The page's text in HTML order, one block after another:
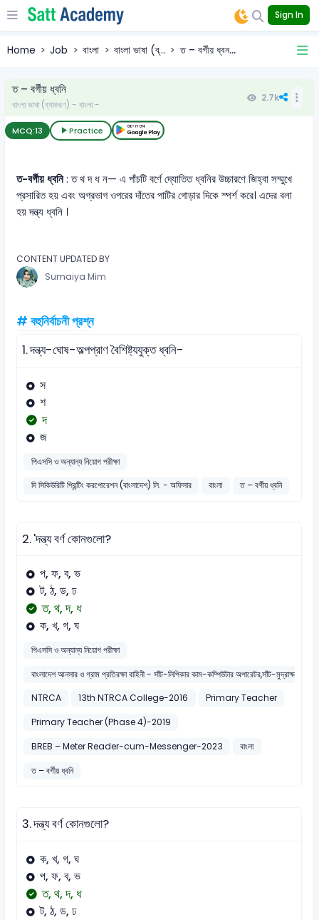
Sign In
Home Job বাংলা বাংলা ভাষা (ব্... ত – বর্গীয় ধ্বন...
ত – বর্গীয় ধ্বনি
বাংলা ভাষা (ব্যাকরণ) - বাংলা -
2.7k
MCQ:13 Practice
ত-বর্গীয় ধ্বনি: ত থ দ ধ ন— এ পাঁচটি বর্ণে দ্যোতিত ধ্বনির উচ্চারণে জিহ্বা সম্মুখে
প্রসারিত হয় এবং অগ্রভাগ ওপরের দাঁতের পাটির গোড়ার দিকে স্পর্শ করে। এদের বলা
হয় দন্ত্য ধ্বনি ।
CONTENT UPDATED BY
Sumaiya Mim
# বহুনির্বাচনী প্রশ্ন
1.দন্ত্য-ঘোষ-অল্পপ্রাণ বৈশিষ্ট্যযুক্ত ধ্বনি-
স
শ
দ
জ
পিএসসি ও অন্যান্য নিয়োগ পরীক্ষা
দি সিকিউরিটি প্রিন্টিং করপোরেশন (বাংলাদেশ) লি. - অফিসার
বাংলা ত – বর্গীয় ধ্বনি
2.'দন্ত্য বর্ণ কোনগুলো?
প, ফ, ব, ভ
ট, ঠ, ড, ঢ
ত, থ, দ, ধ
ক, খ, গ, ঘ
পিএসসি ও অন্যান্য নিয়োগ পরীক্ষা
বাংলাদেশ আনসার ও গ্রাম প্রতিরক্ষা বাহিনী - সাঁট-লিপিকার কাম-কম্পিউটার অপারেটর,সাঁট-মুদ্রাক্ষরিক
NTRCA
13th NTRCA College-2016
Primary Teacher
Primary Teacher (Phase 4)-2019
BREB – Meter Reader-cum-Messenger-2023
বাংলা
ত – বর্গীয় ধ্বনি
3.দন্ত্য বর্ণ কোনগুলো?
ক, খ, গ, ঘ
প, ফ, ব, ভ
ত, থ, দ, ধ
ট, ঠ, ড, ঢ